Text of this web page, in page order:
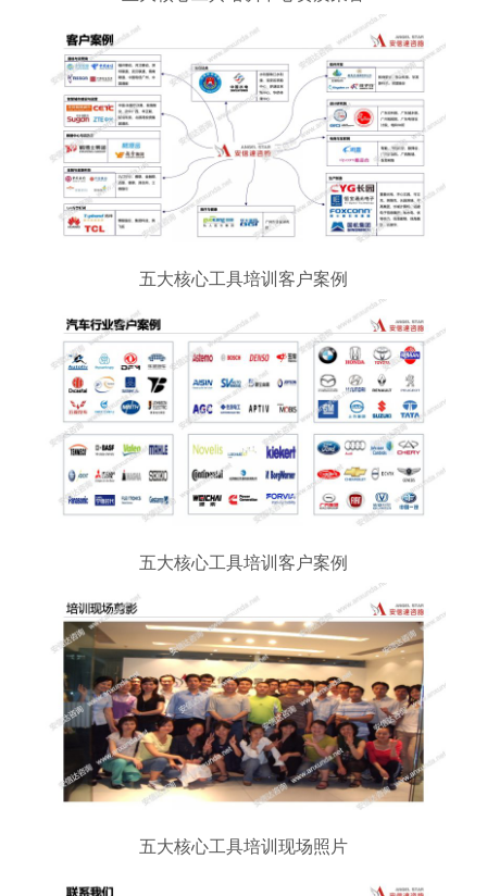
五大核心工具培训客户案例
五大核心工具培训客户案例
五大核心工具培训现场照片